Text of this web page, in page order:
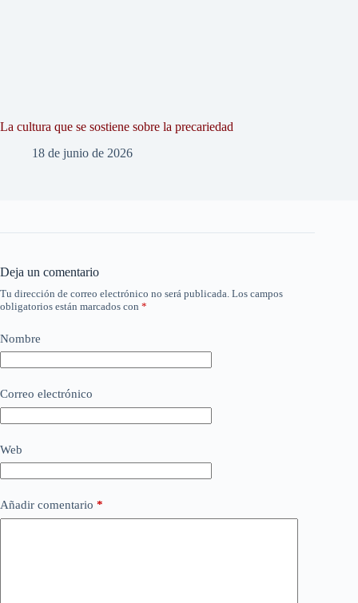
La cultura que se sostiene sobre la precariedad
18 de junio de 2026
Deja un comentario
Tu dirección de correo electrónico no será publicada. Los campos
obligatorios están marcados con *
Nombre
Correo electrónico
Web
Añadir comentario *